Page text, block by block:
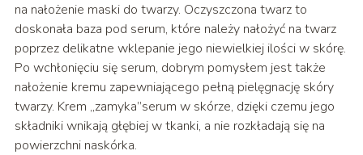
na nałożenie maski do twarzy. Oczyszczona twarz to
doskonała baza pod serum, które należy nałożyć na twarz
poprzez delikatne wklepanie jego niewielkiej ilości w skórę.
Po wchłonięciu się serum, dobrym pomysłem jest także
nałożenie kremu zapewniającego pełną pielęgnację skóry
twarzy. Krem ,,zamyka”serum w skórze, dzięki czemu jego
składniki wnikają głębiej w tkanki, a nie rozkładają się na
powierzchni naskórka.